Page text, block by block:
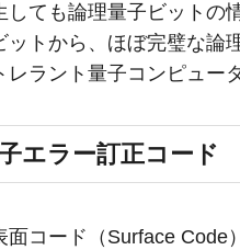
しても論理量子ビットの
ットから、ほぼ完璧な論
レラント量子コンピュー
エラー訂正コード
面コード（Surface